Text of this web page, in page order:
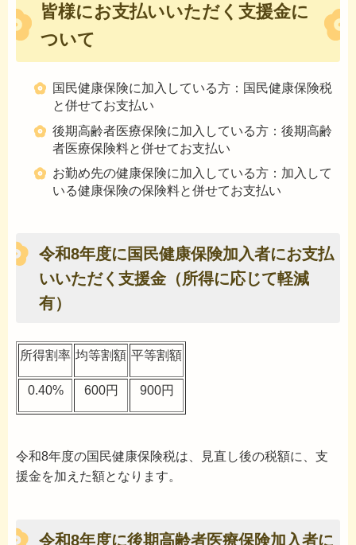
皆様にお支払いいただく支援金に
ついて
国民健康保険に加入している方：国民健康保険税
と併せてお支払い
後期高齢者医療保険に加入している方：後期高齢
者医療保険料と併せてお支払い
お勤め先の健康保険に加入している方：加入して
いる健康保険の保険料と併せてお支払い
令和8年度に国民健康保険加入者にお支払
いいただく支援金（所得に応じて軽減
有）
所得割率 均等割額 平等割額
0.40% 600円 900円
令和8年度の国民健康保険税は、見直し後の税額に、支
援金を加えた額となります。
令和8年度に後期高齢者医療保険加入者に